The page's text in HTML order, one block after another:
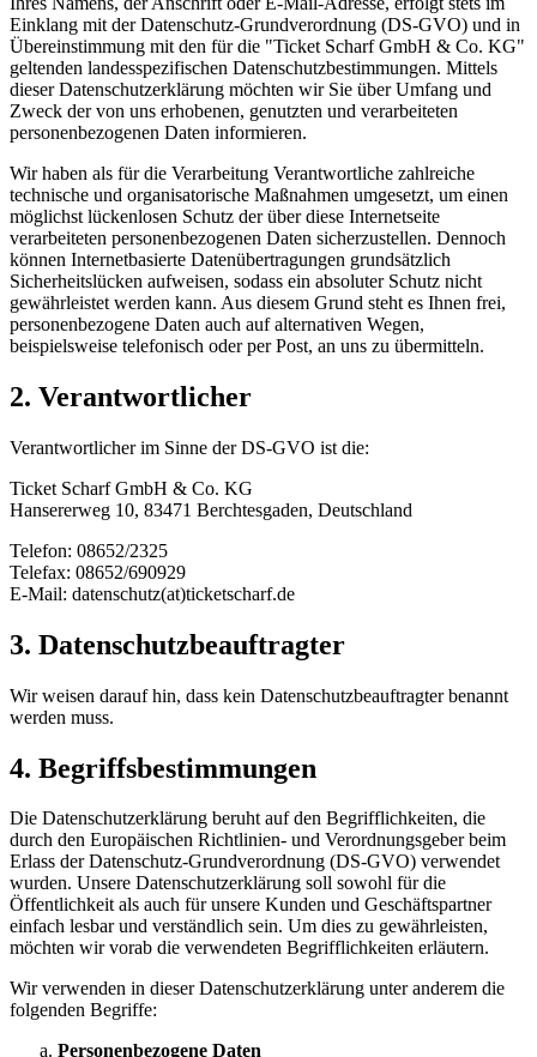
Einklang mit der Datenschutz-Grundverordnung (DS-GVO) und in
Übereinstimmung mit den für die "Ticket Scharf GmbH & Co. KG"
geltenden landesspezifischen Datenschutzbestimmungen. Mittels
dieser Datenschutzerklärung möchten wir Sie über Umfang und
Zweck der von uns erhobenen, genutzten und verarbeiteten
personenbezogenen Daten informieren.
Wir haben als für die Verarbeitung Verantwortliche zahlreiche
technische und organisatorische Maßnahmen umgesetzt, um einen
möglichst lückenlosen Schutz der über diese Internetseite
verarbeiteten personenbezogenen Daten sicherzustellen. Dennoch
können Internetbasierte Datenübertragungen grundsätzlich
Sicherheitslücken aufweisen, sodass ein absoluter Schutz nicht
gewährleistet werden kann. Aus diesem Grund steht es Ihnen frei,
personenbezogene Daten auch auf alternativen Wegen,
beispielsweise telefonisch oder per Post, an uns zu übermitteln.
2. Verantwortlicher
Verantwortlicher im Sinne der DS-GVO ist die:
Ticket Scharf GmbH & Co. KG
Hansererweg 10, 83471 Berchtesgaden, Deutschland
Telefon: 08652/2325
Telefax: 08652/690929
E-Mail: datenschutz(at)ticketscharf.de
3. Datenschutzbeauftragter
Wir weisen darauf hin, dass kein Datenschutzbeauftragter benannt
werden muss.
4. Begriffsbestimmungen
Die Datenschutzerklärung beruht auf den Begrifflichkeiten, die
durch den Europäischen Richtlinien- und Verordnungsgeber beim
Erlass der Datenschutz-Grundverordnung (DS-GVO) verwendet
wurden. Unsere Datenschutzerklärung soll sowohl für die
Öffentlichkeit als auch für unsere Kunden und Geschäftspartner
einfach lesbar und verständlich sein. Um dies zu gewährleisten,
möchten wir vorab die verwendeten Begrifflichkeiten erläutern.
Wir verwenden in dieser Datenschutzerklärung unter anderem die
folgenden Begriffe:
Personenbezogene Daten